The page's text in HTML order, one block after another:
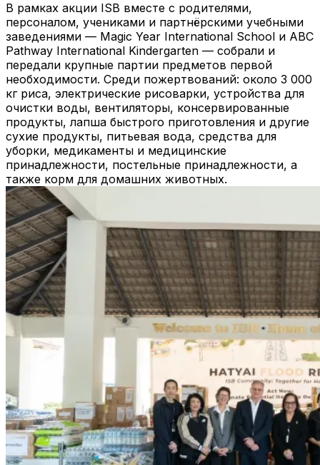
В рамках акции ISB вместе с родителями,
персоналом, учениками и партнёрскими учебными
заведениями — Magic Year International School и ABC
Pathway International Kindergarten — собрали и
передали крупные партии предметов первой
необходимости. Среди пожертвований: около 3 000
кг риса, электрические рисоварки, устройства для
очистки воды, вентиляторы, консервированные
продукты, лапша быстрого приготовления и другие
сухие продукты, питьевая вода, средства для
уборки, медикаменты и медицинские
принадлежности, постельные принадлежности, а
также корм для домашних животных.